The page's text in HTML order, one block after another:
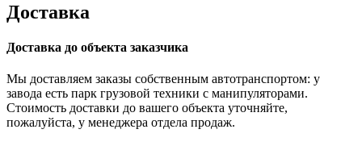
Доставка
Доставка до объекта заказчика
Мы доставляем заказы собственным автотранспортом: у
завода есть парк грузовой техники с манипуляторами.
Стоимость доставки до вашего объекта уточняйте,
пожалуйста, у менеджера отдела продаж.